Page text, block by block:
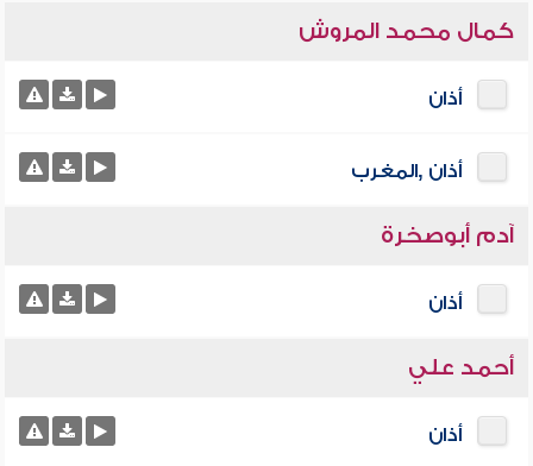
كمال محمد المروش
أذان
أذان ,المغرب
آدم أبوصخرة
أذان
أحمد علي
أذان